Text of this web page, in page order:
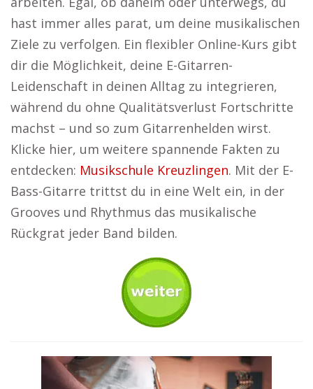
hast immer alles parat, um deine musikalischen
Ziele zu verfolgen. Ein flexibler Online-Kurs gibt
dir die Möglichkeit, deine E-Gitarren-
Leidenschaft in deinen Alltag zu integrieren,
während du ohne Qualitätsverlust Fortschritte
machst – und so zum Gitarrenhelden wirst.
Klicke hier, um weitere spannende Fakten zu
entdecken: Musikschule Kreuzlingen. Mit der E-
Bass-Gitarre trittst du in eine Welt ein, in der
Grooves und Rhythmus das musikalische
Rückgrat jeder Band bilden.